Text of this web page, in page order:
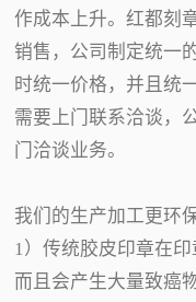
作成本上升。红都刻
销售，公司制定统一
时统一价格，并且统
需要上门联系洽谈，
门洽谈业务。
我们的生产加工更环
1）传统胶皮印章在
而且会产生大量致癌